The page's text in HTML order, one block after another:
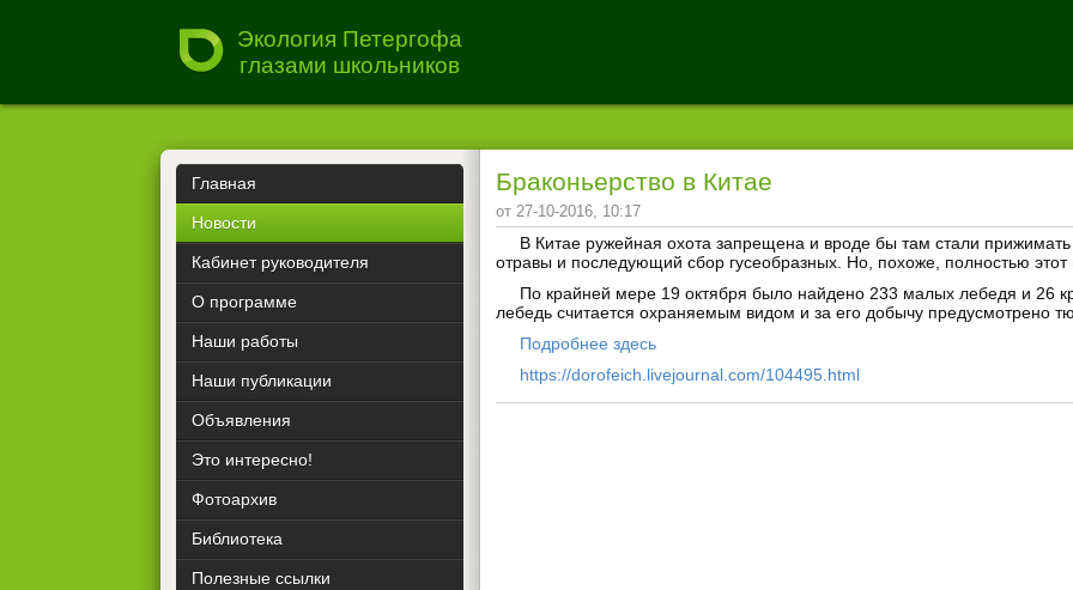
Экология Петергофа
глазами школьников
Главная
Новости
Кабинет руководителя
О программе
Наши работы
Наши публикации
Объявления
Это интересно!
Фотоархив
Библиотека
Полезные ссылки
Браконьерство в Китае
от 27-10-2016, 10:17
В Китае ружейная охота запрещена и вроде бы там стали
отравы и последующий сбор гусеобразных. Но, похоже, полностью этот
По крайней мере 19 октября было найдено 233 малых лебедя и 26
лебедь считается охраняемым видом и за его добычу предусмотрено
Подробнее здесь
https://dorofeich.livejournal.com/104495.html